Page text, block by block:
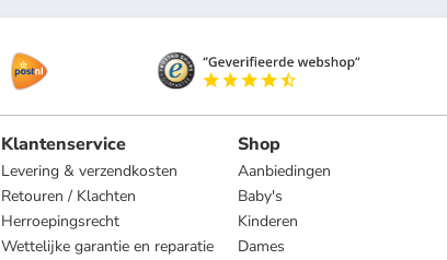
Klantenservice
Levering & verzendkosten
Retouren / Klachten
Herroepingsrecht
Wettelijke garantie en reparatie
Shop
Aanbiedingen
Baby's
Kinderen
Dames